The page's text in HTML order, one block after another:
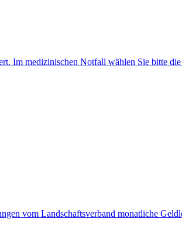
Im medizinischen Notfall wählen Sie bitte die
vom Landschaftsverband monatliche